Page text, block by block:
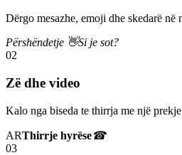
Dërgo mesazhe, emoji dhe skedarë në
Përshëndetje 👋Si je sot?
02
Zë dhe video
Kalo nga biseda te thirrja me një
ARThirrje hyrëse☎
03